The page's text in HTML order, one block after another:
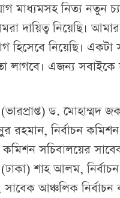
নিত্য নতুন
দায়িত্ব নিয়েছি।
নিয়েছি। একটা
লাগবে। এজন্য সবাইকে
ড. মোহাম্মদ
রহমান, নির্বাচন
সচিবালয়ের
শাহ আলম,
আঞ্চলিক নির্বাচন